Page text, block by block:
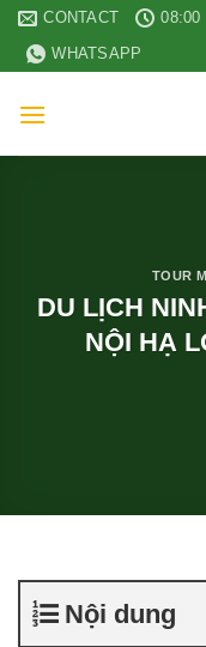
Skip
content
CONTACT 08:00
WHATSAPP
TOUR
DU LỊCH
NỘI HẠ
Nội dung